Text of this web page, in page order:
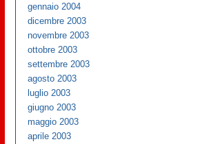
gennaio 2004
dicembre 2003
novembre 2003
ottobre 2003
settembre 2003
agosto 2003
luglio 2003
giugno 2003
maggio 2003
aprile 2003